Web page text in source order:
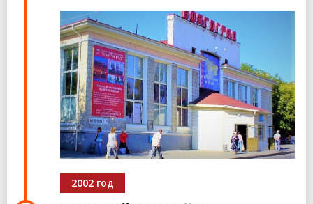
2002 год